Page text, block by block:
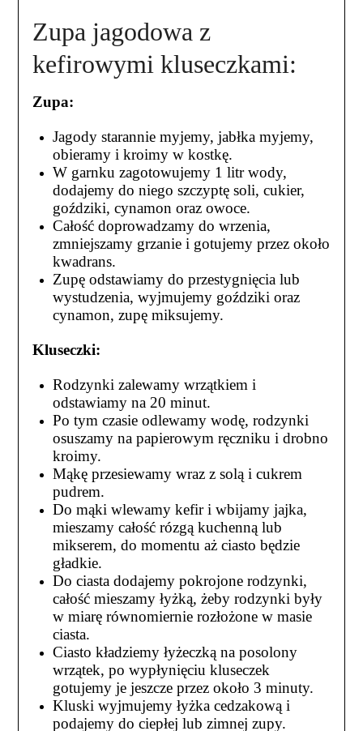
Zupa jagodowa z
kefirowymi kluseczkami:
Zupa:
Jagody starannie myjemy, jabłka myjemy,
obieramy i kroimy w kostkę.
W garnku zagotowujemy 1 litr wody,
dodajemy do niego szczyptę soli, cukier,
goździki, cynamon oraz owoce.
Całość doprowadzamy do wrzenia,
zmniejszamy grzanie i gotujemy przez około
kwadrans.
Zupę odstawiamy do przestygnięcia lub
wystudzenia, wyjmujemy goździki oraz
cynamon, zupę miksujemy.
Kluseczki:
Rodzynki zalewamy wrzątkiem i
odstawiamy na 20 minut.
Po tym czasie odlewamy wodę, rodzynki
osuszamy na papierowym ręczniku i drobno
kroimy.
Mąkę przesiewamy wraz z solą i cukrem
pudrem.
Do mąki wlewamy kefir i wbijamy jajka,
mieszamy całość rózgą kuchenną lub
mikserem, do momentu aż ciasto będzie
gładkie.
Do ciasta dodajemy pokrojone rodzynki,
całość mieszamy łyżką, żeby rodzynki były
w miarę równomiernie rozłożone w masie
ciasta.
Ciasto kładziemy łyżeczką na posolony
wrzątek, po wypłynięciu kluseczek
gotujemy je jeszcze przez około 3 minuty.
Kluski wyjmujemy łyżka cedzakową i
podajemy do ciepłej lub zimnej zupy.